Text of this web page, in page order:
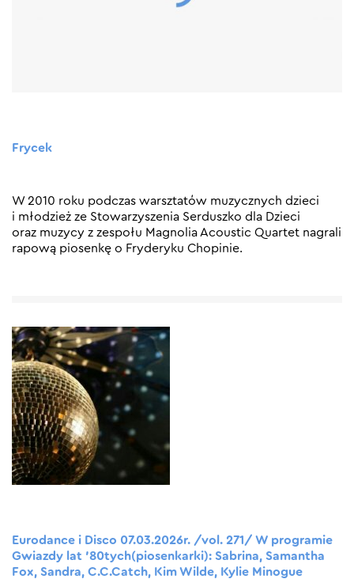
Frycek
W 2010 roku podczas warsztatów muzycznych dzieci
i młodzież ze Stowarzyszenia Serduszko dla Dzieci
oraz muzycy z zespołu Magnolia Acoustic Quartet nagrali
rapową piosenkę o Fryderyku Chopinie.
Eurodance i Disco 07.03.2026r. /vol. 271/ W programie
Gwiazdy lat ’80tych(piosenkarki): Sabrina, Samantha
Fox, Sandra, C.C.Catch, Kim Wilde, Kylie Minogue